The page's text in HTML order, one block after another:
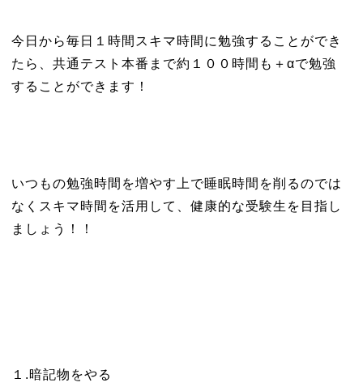
今日から毎日１時間スキマ時間に勉強することができ
たら、共通テスト本番まで約１００時間も＋αで勉強
することができます！
いつもの勉強時間を増やす上で睡眠時間を削るのでは
なくスキマ時間を活用して、健康的な受験生を目指し
ましょう！！
１.暗記物をやる